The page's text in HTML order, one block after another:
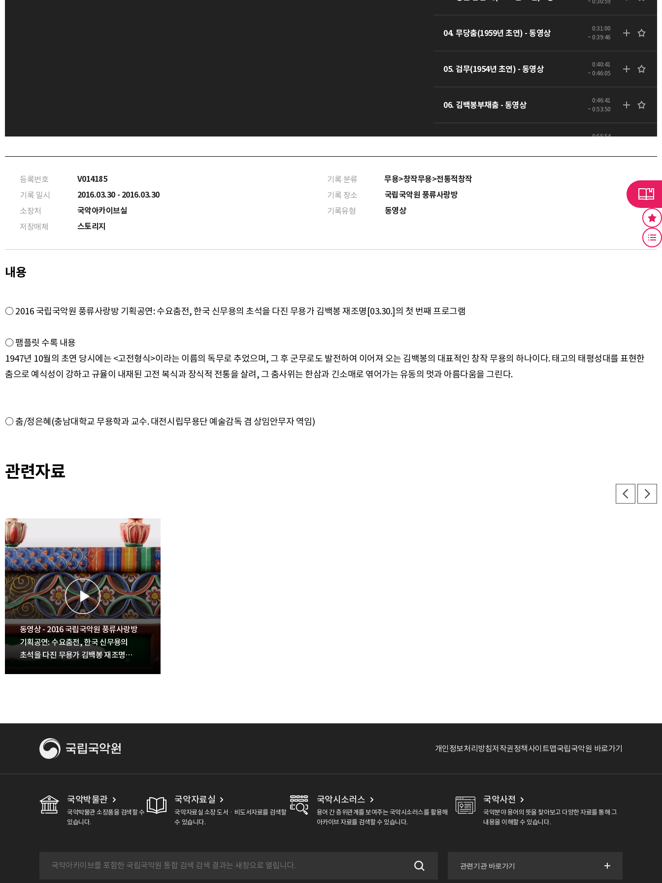
04. 무당춤(1959년 초연) - 동영상
0:31:00
~ 0:39:46
05. 검무(1954년 초연) - 동영상
0:40:41
~ 0:46:05
06. 김백봉부채춤 - 동영상
0:46:41
~ 0:53:50
0:55:54
등록번호 V014185 기록 분류 무용>창작무용>전통적창작
기록 일시 2016.03.30 - 2016.03.30 기록 장소 국립국악원 풍류사랑방
소장처 국악아카이브실 기록유형 동영상
저장매체 스토리지
내용
○ 2016 국립국악원 풍류사랑방 기획공연: 수요춤전, 한국 신무용의 초석을 다진 무용가 김백봉 재조명[03.30.]의 첫 번째 프로그램
○ 팸플릿 수록 내용
1947년 10월의 초연 당시에는 <고전형식>이라는 이름의 독무로 추었으며, 그 후 군무로도 발전하여 이어져 오는 김백봉의 대표적인 창작 무용의 하나이다. 태고의 태평성대를 표현한
춤으로 예식성이 강하고 규율이 내재된 고전 복식과 장식적 전통을 살려, 그 춤사위는 한삼과 긴소매로 엮어가는 유동의 멋과 아름다움을 그린다.
관련자료
동영상 - 2016 국립국악원 풍류사랑방
기획공연: 수요춤전, 한국 신무용의
초석을 다진 무용가 김백봉 재조명
개인정보처리방침저작권정책사이트맵국립국악원 바로가기
국악박물관
국악박물관 소장품을 검색할 수
있습니다.
국악자료실
국악자료실 소장 도서ㆍ비도서자료를 검색할
수 있습니다.
국악시소러스
용어 간 층위관계를 보여주는 국악시소러스를 활용해
아카이브 자료를 검색할 수 있습니다.
국악사전
국악분야 용어의 뜻을 찾아보고 다양한 자료를 통해 그
내용을 이해할 수 있습니다.